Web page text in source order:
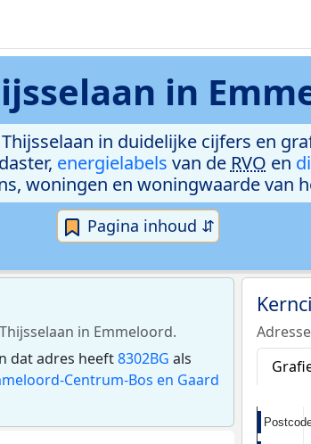
in
in duidelijke cijfers en
energielabels van de RVO en
woningen en woningwaarde van
Pagina inhoud ⇵
in Emmeloord.
dat adres heeft8302BG als
Centrum-Bos en Gaard